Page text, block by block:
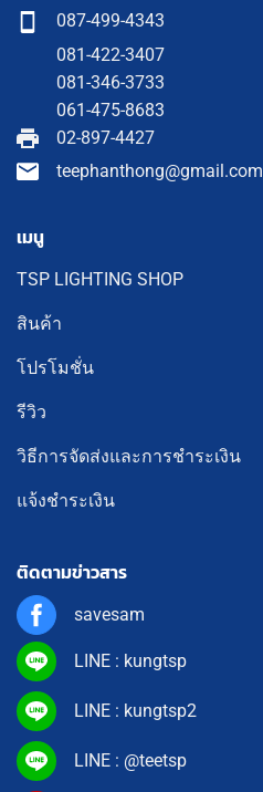
087-499-4343
081-422-3407
081-346-3733
061-475-8683
02-897-4427
teephanthong@gmail.com
เมนู
TSP LIGHTING SHOP
สินค้า
โปรโมชั่น
รีวิว
วิธีการจัดส่งและการชำระเงิน
แจ้งชำระเงิน
ติดตามข่าวสาร
savesam
LINE : kungtsp
LINE : kungtsp2
LINE : @teetsp